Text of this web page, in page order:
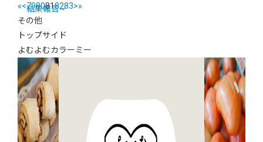
結果報告~
«<7980818283>»
その他
トップサイド
よむよむカラーミー